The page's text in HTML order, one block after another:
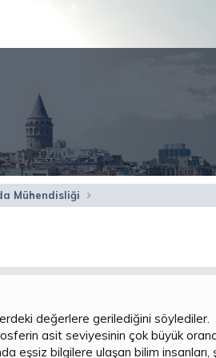
Mühendisliği
değerlere gerilediğini söylediler.
asit seviyesinin çok büyük
eşsiz bilgilere ulaşan bilim